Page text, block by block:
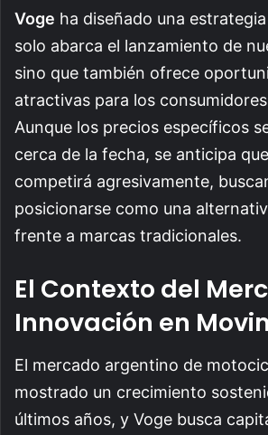
Voge ha diseñado una
solo abarca el lanzamiento de
sino que también ofrece
atractivas para los
Aunque los precios específicos
cerca de la fecha, se anticipa
competirá agresivamente,
posicionarse como una
frente a marcas tradicionales.
El Contexto del
Innovación en
El mercado argentino de
mostrado un crecimiento
últimos años, y Voge busca